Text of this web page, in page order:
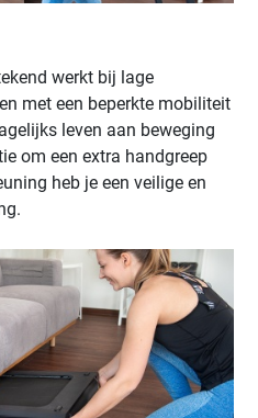
werkt bij lage
met een beperkte mobiliteit
leven aan beweging
om een extra handgreep
heb je een veilige en